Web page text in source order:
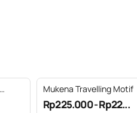
Mukena Travelling Motif
Rp225.000 - Rp22...